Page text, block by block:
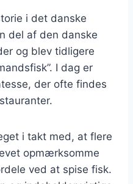
i det danske
del af den danske
og blev tidligere
I dag er
der ofte findes
i takt med, at flere
opmærksomme
ved at spise fisk.